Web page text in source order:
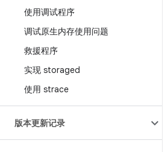
使用调试程序
调试原生内存使用问题
救援程序
实现 storaged
使用 strace
版本更新记录